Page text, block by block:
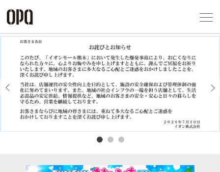
Previous
企業情報
お問い合わせ
プライバシ
ソーシャル